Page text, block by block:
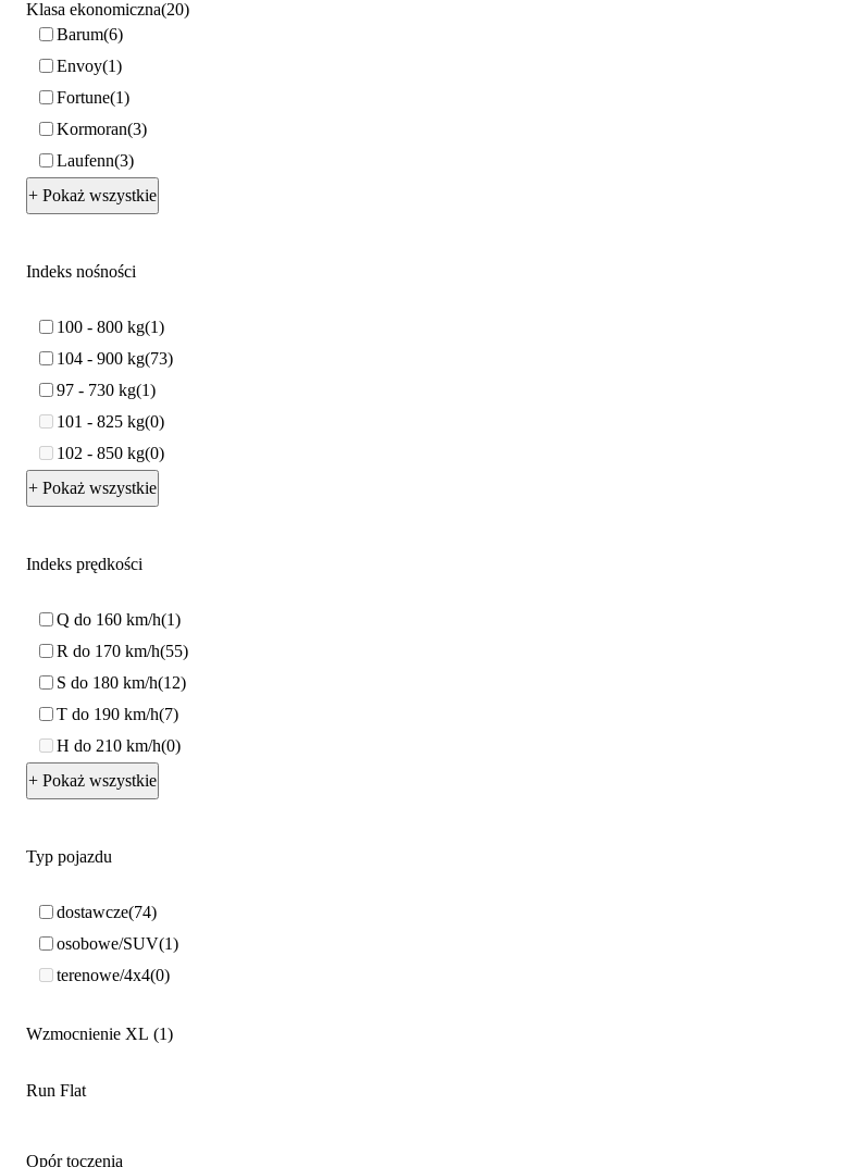
Klasa ekonomiczna 20
Barum 6
Envoy 1
Fortune 1
Kormoran 3
Laufenn 3
+ Pokaż wszystkie
Indeks nośności
100 - 800 kg 1
104 - 900 kg 73
97 - 730 kg 1
101 - 825 kg 0
102 - 850 kg 0
+ Pokaż wszystkie
Indeks prędkości
Q do 160 km/h 1
R do 170 km/h 55
S do 180 km/h 12
T do 190 km/h 7
H do 210 km/h 0
+ Pokaż wszystkie
Typ pojazdu
dostawcze 74
osobowe/SUV 1
terenowe/4x4 0
Wzmocnienie XL 1
Run Flat
Opór toczenia